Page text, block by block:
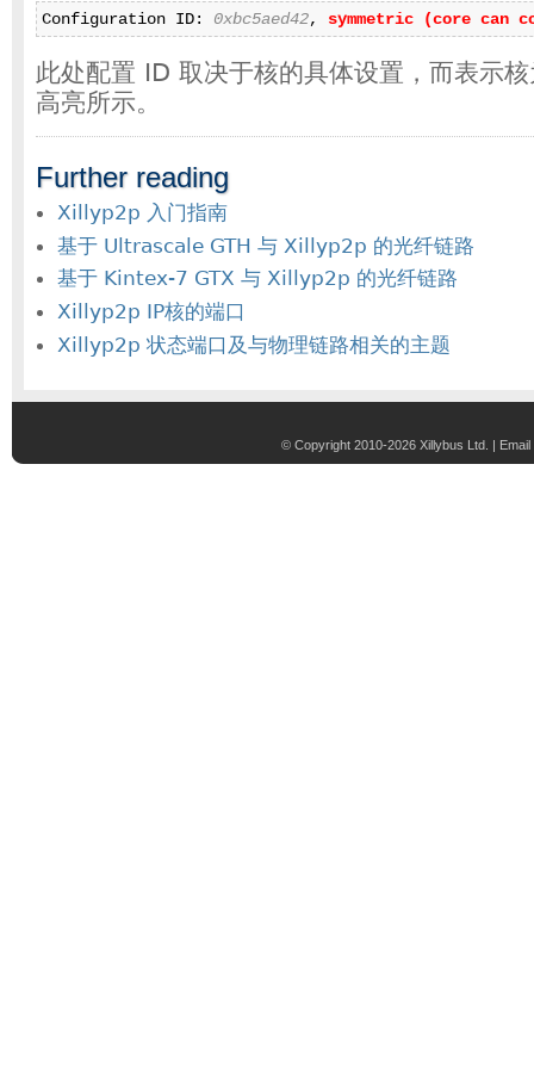
Configuration ID: 0xbc5aed42, symmetric (core can
此处配置 ID 取决于核的具体设置，而表示
高亮所示。
Further reading
Xillyp2p 入门指南
基于 Ultrascale GTH 与 Xillyp2p 的光纤链路
基于 Kintex-7 GTX 与 Xillyp2p 的光纤链路
Xillyp2p IP核的端口
Xillyp2p 状态端口及与物理链路相关的主题
© Copyright 2010-2026 Xillybus Ltd. |